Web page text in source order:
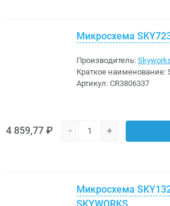
Микросхема
Производитель:
Краткое наименование:
Артикул: CR3806337
4 859,77 ₽ - +
Микросхема